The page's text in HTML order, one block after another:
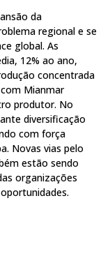
da
regional e se
global. As
12% ao ano,
concentrada
Mianmar
produtor. No
diversificação
com força
Novas vias pelo
estão sendo
organizações